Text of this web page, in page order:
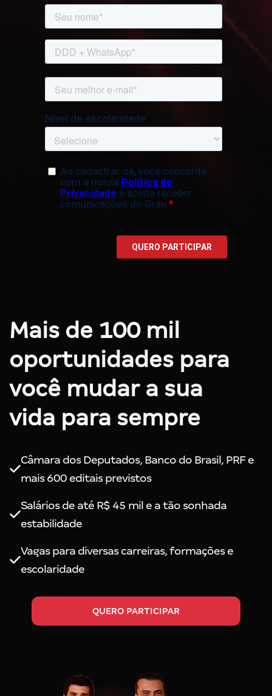
Mais de 100 mil
oportunidades para
você mudar a sua
vida para sempre
Câmara dos Deputados, Banco do Brasil, PRF e
mais 600 editais previstos
Salários de até R$ 45 mil e a tão sonhada
estabilidade
Vagas para diversas carreiras, formações e
escolaridade
QUERO PARTICIPAR